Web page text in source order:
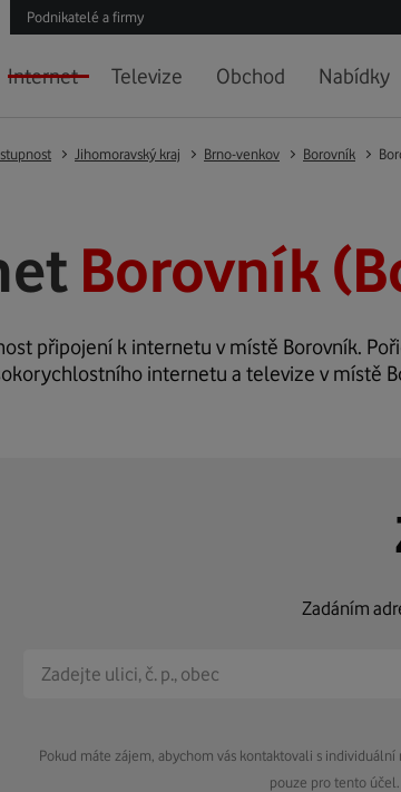
Podnikatelé a firmy
Internet Televize Obchod Nabídky
Jihomoravský kraj Brno-venkov Borovník
Borovník
připojení k internetu v místě Borovník.
internetu a televize v místě
Zadáním
Pokud máte zájem, abychom vás kontaktovali s
pouze pro tento